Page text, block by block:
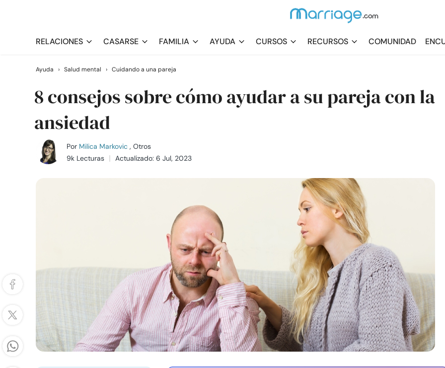
RELACIONES CASARSE FAMILIA AYUDA CURSOS RECURSOS COMUNIDAD
Ayuda › Salud mental › Cuidando a una pareja
8 consejos sobre cómo ayudar a su pareja con la
ansiedad
Por Milica Markovic , Otros
9k Lecturas
Actualizado: 6 Jul, 2023